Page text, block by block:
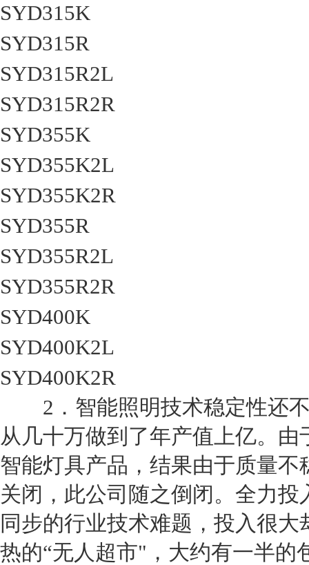
SYD315K
SYD315R
SYD315R2L
SYD315R2R
SYD355K
SYD355K2L
SYD355K2R
SYD355R
SYD355R2L
SYD355R2R
SYD400K
SYD400K2L
SYD400K2R
2．智能照明技术稳定性还不
从几十万做到了年产值上亿。
智能灯具产品，结果由于质量
关闭，此公司随之倒闭。全力
同步的行业技术难题，投入
热的“无人超市"，大约有一半的